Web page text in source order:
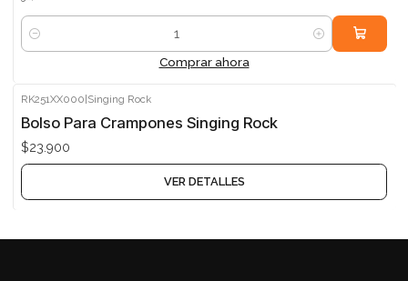
Cantidad
Comprar ahora
RK251XX000|Singing Rock
Bolso Para Crampones Singing Rock
$23.900
VER DETALLES